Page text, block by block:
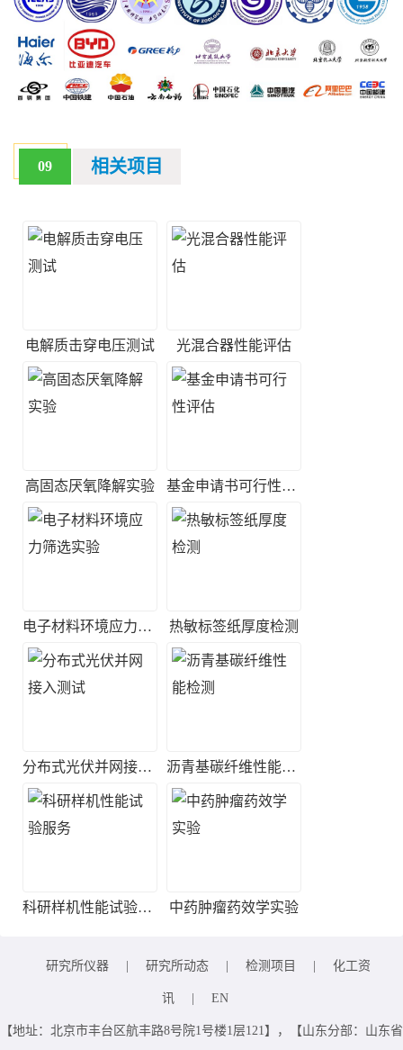
09 相关项目
电解质击穿电压测试 光混合器性能评估
高固态厌氧降解实验 基金申请书可行性评估
电子材料环境应力筛选实验 热敏标签纸厚度检测
分布式光伏并网接入测试 沥青基碳纤维性能检测
科研样机性能试验服务 中药肿瘤药效学实验
研究所仪器 研究所动态 检测项目 化工资
讯 EN
【地址：北京市丰台区航丰路8号院1号楼1层121】，【山东分部：山东省